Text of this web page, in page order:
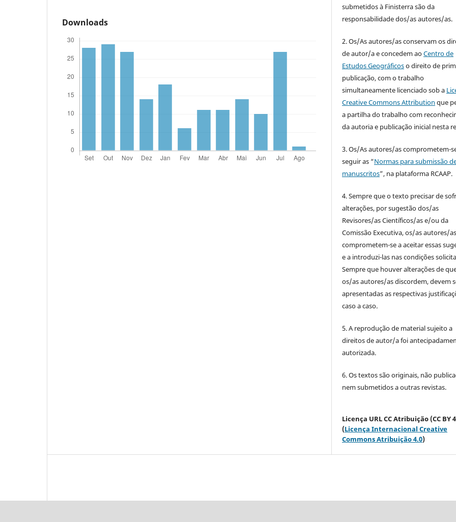
Downloads
submetidos à Finisterra são da
responsabilidade dos/as autores/as.
2. Os/As autores/as conservam os
de autor/a e concedem aoCentro de
Estudos Geográficoso direito de
publicação, com o trabalho
simultaneamente licenciado sob a
Creative Commons Attribution que
a partilha do trabalho com
da autoria e publicação inicial nesta
3. Os/As autores/as comprometem-
seguir as “Normas para submissão
manuscritos”, na plataforma RCAAP.
4. Sempre que o texto precisar de
alterações, por sugestão dos/as
Revisores/as Científicos/as e/ou da
Comissão Executiva, os/as autores/as
comprometem-se a aceitar essas
e a introduzi-las nas condições
Sempre que houver alterações de
os/as autores/as discordem, devem
apresentadas as respectivas
caso a caso.
5. A reprodução de material sujeito a
direitos de autor/a foi
autorizada.
6. Os textos são originais, não
nem submetidos a outras revistas.
Licença URL CC Atribuição (CC BY
(Licença Internacional Creative
Commons Atribuição 4.0)